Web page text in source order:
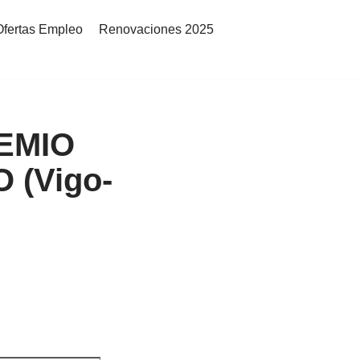
Empleo Renovaciones 2025
(Vigo-